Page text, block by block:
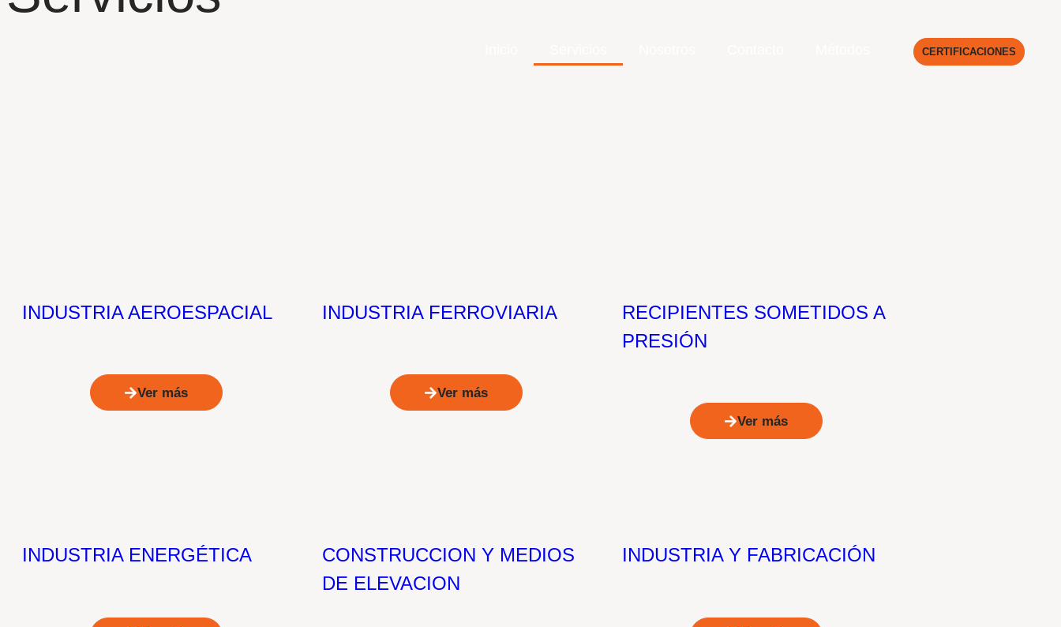
CERTIFICACIONES
INDUSTRIA AEROESPACIAL
Ver más
INDUSTRIA FERROVIARIA
Ver más
RECIPIENTES SOMETIDOS A
PRESIÓN
Ver más
INDUSTRIA ENERGÉTICA
CONSTRUCCION Y MEDIOS
DE ELEVACION
INDUSTRIA Y FABRICACIÓN